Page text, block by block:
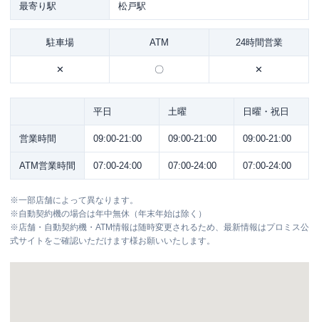
最寄り駅 松戸駅
駐車場 ATM 24時間営業
✕ 〇 ✕
平日 土曜 日曜・祝日
営業時間 09:00-21:00 09:00-21:00 09:00-21:00
ATM営業時間 07:00-24:00 07:00-24:00 07:00-24:00
※一部店舗によって異なります。
※自動契約機の場合は年中無休（年末年始は除く）
※店舗・自動契約機・ATM情報は随時変更されるため、最新情報はプロミス公
式サイトをご確認いただけます様お願いいたします。